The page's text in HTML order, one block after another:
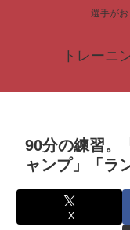
選手が
トレーニ
90分の練習。
ャンプ」「ラ
X